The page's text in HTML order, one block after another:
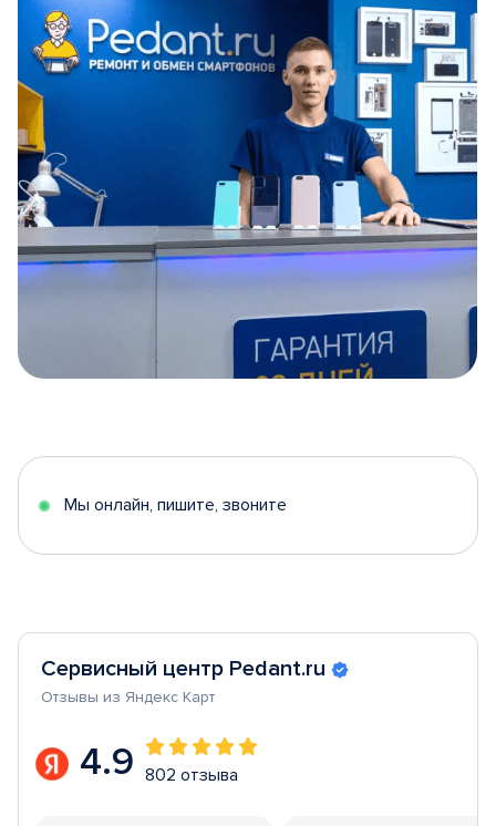
5
Мы онлайн, пишите, звоните
Сервисный центр Pedant.ru
Отзывы из Яндекс Карт
4.9 802 отзыва